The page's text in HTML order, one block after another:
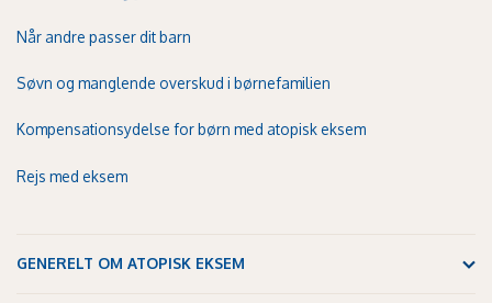
Når andre passer dit barn
Søvn og manglende overskud i børnefamilien
Kompensationsydelse for børn med atopisk eksem
Rejs med eksem
GENERELT OM ATOPISK EKSEM